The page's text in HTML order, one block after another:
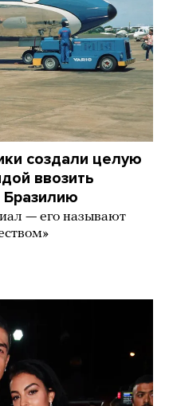
создали целую
ввозить
— его называют